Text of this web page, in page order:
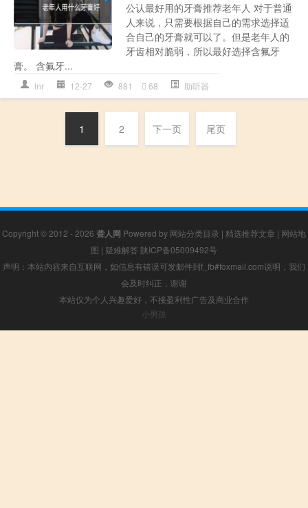
公认最好用的牙膏推荐老年人 对于普通
人来说，只需要根据自己的需求选择适
合自己的牙膏就可以了。但是老年人的
牙齿相对脆弱，所以最好选择含氟牙
膏。 含氟牙...
lnr 12-27 881 68 助听器
1 2 下一页 尾页
Copyright © 2012 - 2026 聋人网 Powered by 网站分类目录 | 精选推荐文章 | 网站地
图 | 疑难解答 陕ICP备05009492号
声明：本站内容来自互联网，如信息有错误可发邮件到f_fb#foxmail.com说明，我们
会及时纠正，谢谢
本站仅为个人兴趣爱好，不接盈利性广告及商业合作
小男孩